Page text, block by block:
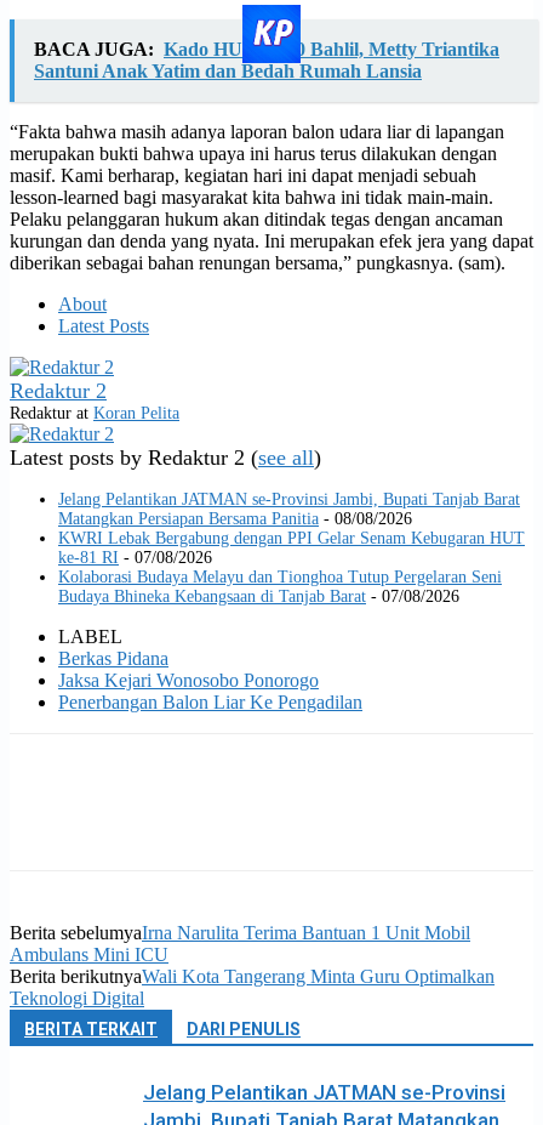
BACA JUGA: Kado HUT ke-50 Bahlil, Metty Triantika
Santuni Anak Yatim dan Bedah Rumah Lansia
“Fakta bahwa masih adanya laporan balon udara liar di lapangan
merupakan bukti bahwa upaya ini harus terus dilakukan dengan
masif. Kami berharap, kegiatan hari ini dapat menjadi sebuah
lesson-learned bagi masyarakat kita bahwa ini tidak main-main.
Pelaku pelanggaran hukum akan ditindak tegas dengan ancaman
kurungan dan denda yang nyata. Ini merupakan efek jera yang dapat
diberikan sebagai bahan renungan bersama,” pungkasnya. (sam).
About
Latest Posts
Redaktur 2
Redaktur at Koran Pelita
Latest posts by Redaktur 2 (see all)
Jelang Pelantikan JATMAN se-Provinsi Jambi, Bupati Tanjab Barat
Matangkan Persiapan Bersama Panitia - 08/08/2026
KWRI Lebak Bergabung dengan PPI Gelar Senam Kebugaran HUT
ke-81 RI - 07/08/2026
Kolaborasi Budaya Melayu dan Tionghoa Tutup Pergelaran Seni
Budaya Bhineka Kebangsaan di Tanjab Barat - 07/08/2026
LABEL
Berkas Pidana
Jaksa Kejari Wonosobo Ponorogo
Penerbangan Balon Liar Ke Pengadilan
Berita sebelumyaIrna Narulita Terima Bantuan 1 Unit Mobil
Ambulans Mini ICU
Berita berikutnyaWali Kota Tangerang Minta Guru Optimalkan
Teknologi Digital
BERITA TERKAIT DARI PENULIS
Jelang Pelantikan JATMAN se-Provinsi
Jambi, Bupati Tanjab Barat Matangkan